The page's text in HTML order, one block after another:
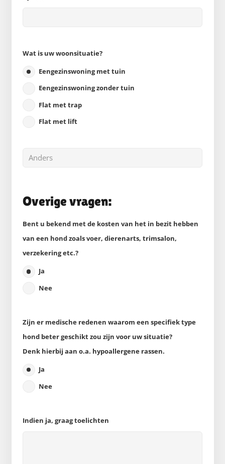
Wat is uw woonsituatie?
Eengezinswoning met tuin
Eengezinswoning zonder tuin
Flat met trap
Flat met lift
Overige vragen:
Bent u bekend met de kosten van het in bezit hebben
van een hond zoals voer, dierenarts, trimsalon,
verzekering etc.?
Ja
Nee
Zijn er medische redenen waarom een specifiek type
hond beter geschikt zou zijn voor uw situatie?
Denk hierbij aan o.a. hypoallergene rassen.
Ja
Nee
Indien ja, graag toelichten